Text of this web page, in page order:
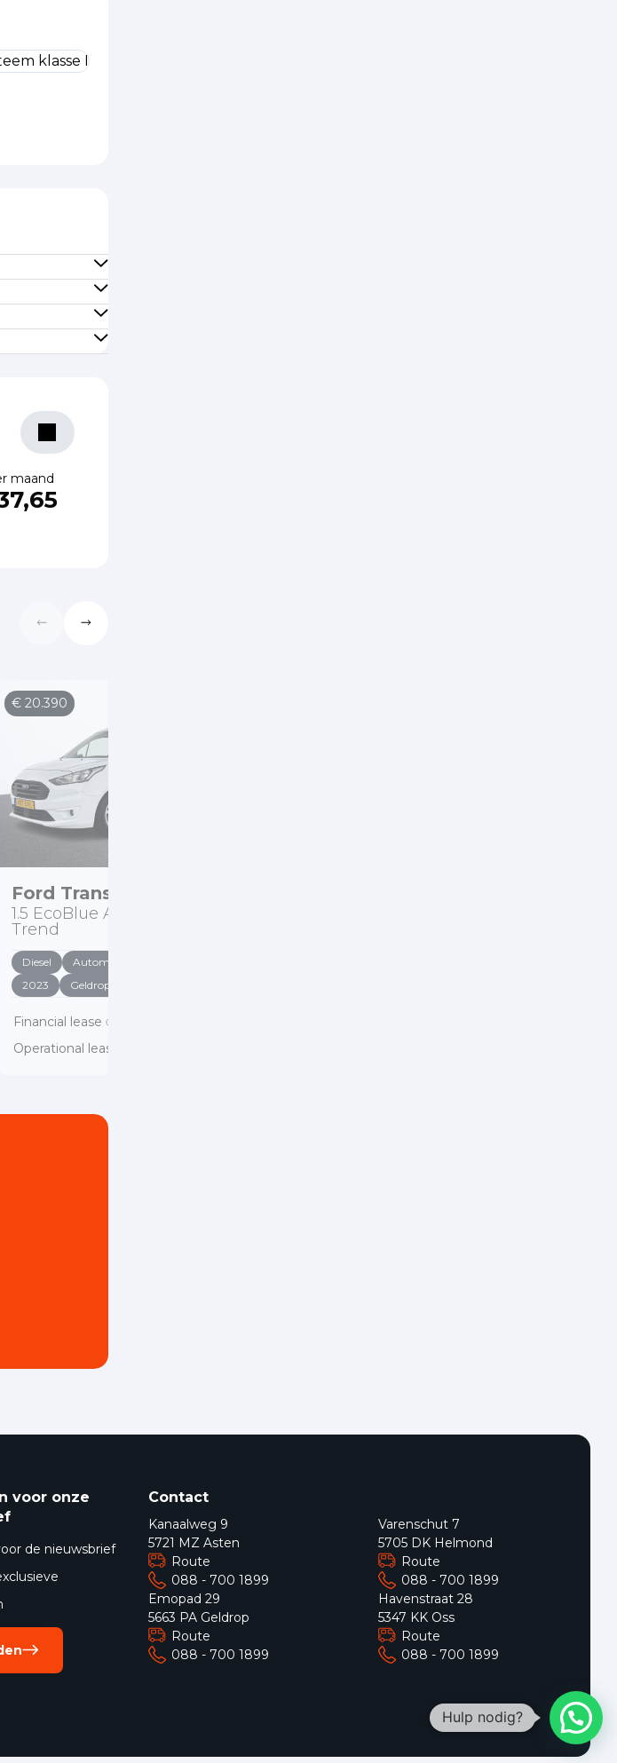
klasse I
maand
€ 20.390
Ford Transit Connect
1.5 EcoBlue Automaat L2
Trend
Diesel Automaat
2023
Geldrop
Financial lease
Operational lease
voor onze
de nieuwsbrief
Contact
Kanaalweg 9
5721 MZ Asten
Route
088 - 700 1899
Emopad 29
5663 PA Geldrop
Route
088 - 700 1899
Varenschut 7
5705 DK Helmond
Route
088 - 700 1899
Havenstraat 28
5347 KK Oss
Route
088 - 700 1899
Hulp nodig?